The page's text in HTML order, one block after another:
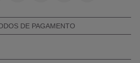
DE PAGAMENTO